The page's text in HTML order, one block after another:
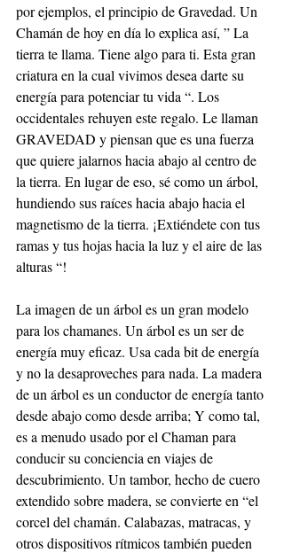
por ejemplos, el principio de Gravedad. Un
Chamán de hoy en día lo explica así, ” La
tierra te llama. Tiene algo para ti. Esta gran
criatura en la cual vivimos desea darte su
energía para potenciar tu vida “. Los
occidentales rehuyen este regalo. Le llaman
GRAVEDAD y piensan que es una fuerza
que quiere jalarnos hacia abajo al centro de
la tierra. En lugar de eso, sé como un árbol,
hundiendo sus raíces hacia abajo hacia el
magnetismo de la tierra. ¡Extiéndete con tus
ramas y tus hojas hacia la luz y el aire de las
alturas “!
La imagen de un árbol es un gran modelo
para los chamanes. Un árbol es un ser de
energía muy eficaz. Usa cada bit de energía
y no la desaproveches para nada. La madera
de un árbol es un conductor de energía tanto
desde abajo como desde arriba; Y como tal,
es a menudo usado por el Chaman para
conducir su conciencia en viajes de
descubrimiento. Un tambor, hecho de cuero
extendido sobre madera, se convierte en “el
corcel del chamán. Calabazas, matracas, y
otros dispositivos rítmicos también pueden